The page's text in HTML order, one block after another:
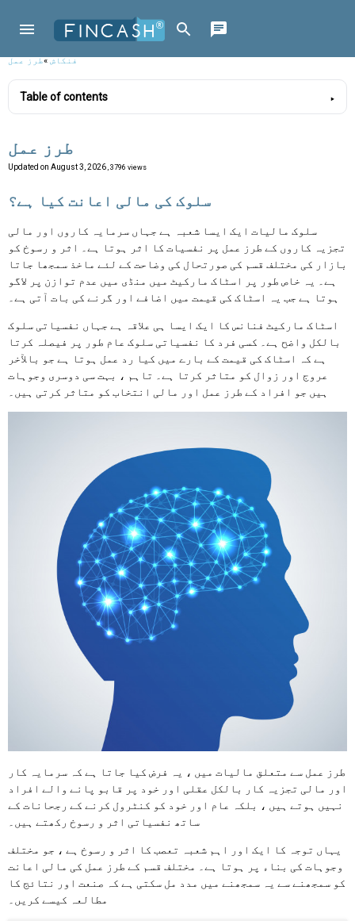
فنکاش»طرز عمل
Table of contents
طرز عمل
Updated on August 3, 2026 , 3796 views
سلوک کی مالی اعانت کیا ہے؟
سلوک مالیات ایک ایسا شعبہ ہے جہاں سرمایہ کاروں اور مالی
تجزیہ کاروں کے طرز عمل پر نفسیات کا اثر ہوتا ہے۔ اثر و رسوخ کو
بازار کی مختلف قسم کی صورتحال کی وضاحت کے لئے ماخذ سمجھا جاتا
ہے۔ یہ خاص طور پر اسٹاک مارکیٹ میں منڈی میں عدم توازن پر لاگو
ہوتا ہے جب یہ اسٹاک کی قیمت میں اضافے اور گرنے کی بات آتی ہے۔
اسٹاک مارکیٹ فنانس کا ایک ایسا ہی علاقہ ہے جہاں نفسیاتی سلوک
بالکل واضح ہے۔ کسی فرد کا نفسیاتی سلوک عام طور پر فیصلہ کرتا
ہے کہ اسٹاک کی قیمت کے بارے میں کیا رد عمل ہوتا ہے جو بالآخر
عروج اور زوال کو متاثر کرتا ہے۔ تاہم ، بہت سی دوسری وجوہات
ہیں جو افراد کے طرز عمل اور مالی انتخاب کو متاثر کرتی ہیں۔
طرز عمل سے متعلق مالیات میں ، یہ فرض کیا جاتا ہے کہ سرمایہ کار
اور مالی تجزیہ کار بالکل عقلی اور خود پر قابو پانے والے افراد
نہیں ہوتے ہیں ، بلکہ عام اور خود کو کنٹرول کرنے کے رجحانات کے
ساتھ نفسیاتی اثر و رسوخ رکھتے ہیں۔
یہاں توجہ کا ایک اور اہم شعبہ تعصب کا اثر و رسوخ ہے ، جو مختلف
وجوہات کی بناء پر ہوتا ہے۔ مختلف قسم کے طرز عمل کی مالی اعانت
کو سمجھنے سے یہ سمجھنے میں مدد مل سکتی ہے کہ صنعت اور نتائج کا
مطالعہ کیسے کریں۔